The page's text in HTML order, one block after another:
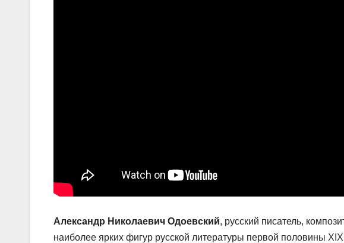
Александр Николаевич Одоевский, русский писатель,
наиболее ярких фигур русской литературы первой половины